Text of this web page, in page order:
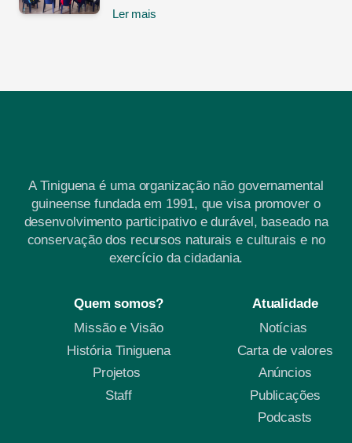
Ler mais
A Tiniguena é uma organização não governamental
guineense fundada em 1991, que visa promover o
desenvolvimento participativo e durável, baseado na
conservação dos recursos naturais e culturais e no
exercício da cidadania.
Quem somos?
Missão e Visão
História Tiniguena
Projetos
Staff
Atualidade
Notícias
Carta de valores
Anúncios
Publicações
Podcasts